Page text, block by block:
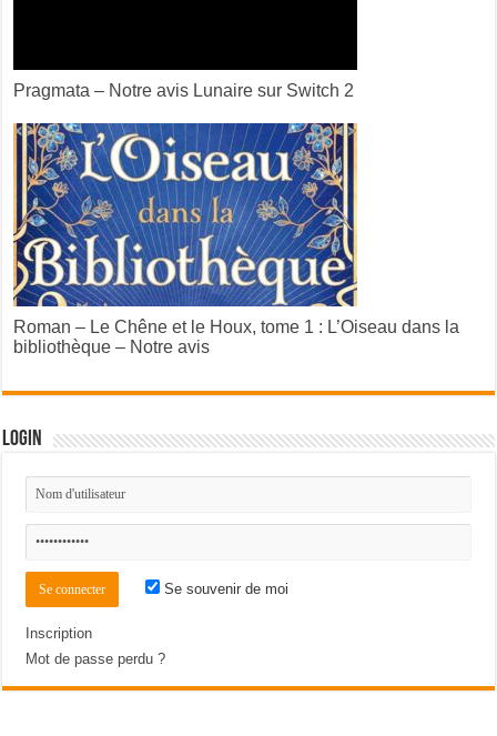
Pragmata – Notre avis Lunaire sur Switch 2
Roman – Le Chêne et le Houx, tome 1 : L’Oiseau dans la
bibliothèque – Notre avis
Login
Se souvenir de moi
Inscription
Mot de passe perdu ?